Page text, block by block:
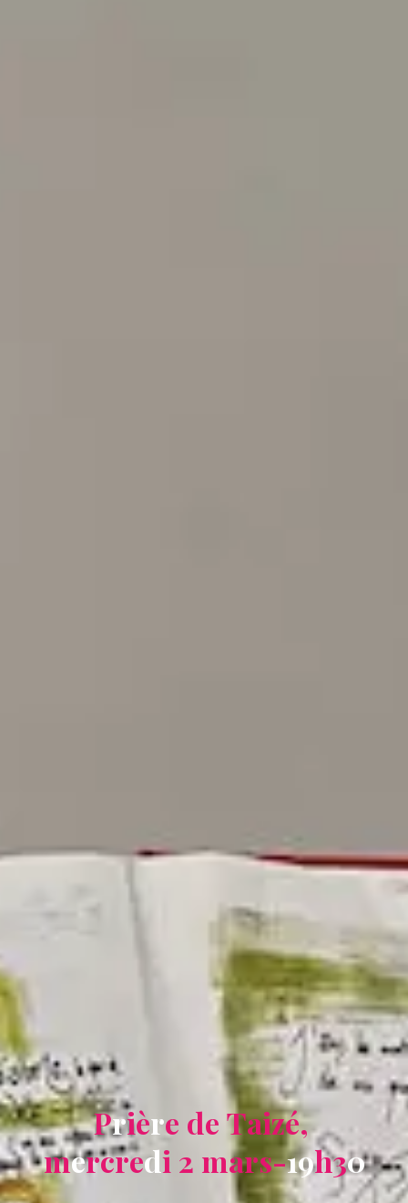
Prière de Taizé,
mercredi 2 mars-19h30